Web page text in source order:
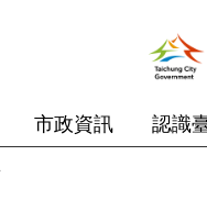
市政資訊 認識